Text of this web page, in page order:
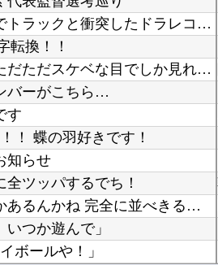
【動画】 両方馬鹿（笑）ミニストップでトラックと衝突したドラレコが（ノ∇`）
転換！！
森香澄、新作下着の着用ショットｗｗ ただただスケベな目でしか見れんだろ！！
バーがこちら…
す
！ 蝶の羽好きです！
知らせ
全ツッパするでち！
【パズドラ】 76多色ってなんかコツとかあるんかね 完全に並べきるには15秒では足りないわ
つか遊んで」
ボールや！」